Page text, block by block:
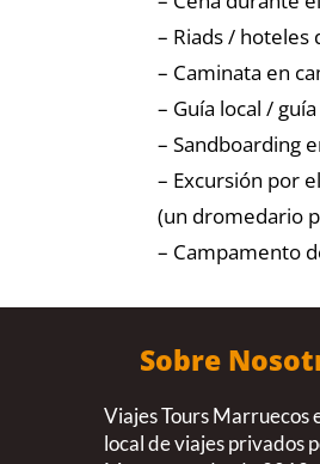
– Riads /
– Caminata en
– Guía local /
– Sandboarding
– Excursión por
(un dromedario
– Campamento
Sobre
Viajes Tours Marruecos
local de viajes privados